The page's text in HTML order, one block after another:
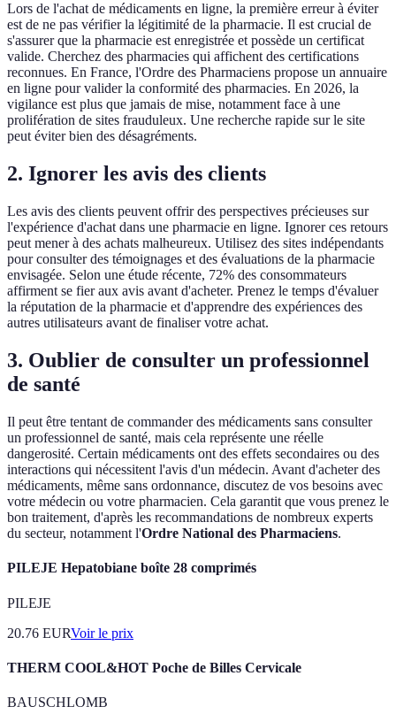
Lors de l'achat de médicaments en ligne, la première erreur à éviter
est de ne pas vérifier la légitimité de la pharmacie. Il est crucial de
s'assurer que la pharmacie est enregistrée et possède un certificat
valide. Cherchez des pharmacies qui affichent des certifications
reconnues. En France, l'Ordre des Pharmaciens propose un annuaire
en ligne pour valider la conformité des pharmacies. En 2026, la
vigilance est plus que jamais de mise, notamment face à une
prolifération de sites frauduleux. Une recherche rapide sur le site
peut éviter bien des désagréments.
2. Ignorer les avis des clients
Les avis des clients peuvent offrir des perspectives précieuses sur
l'expérience d'achat dans une pharmacie en ligne. Ignorer ces retours
peut mener à des achats malheureux. Utilisez des sites indépendants
pour consulter des témoignages et des évaluations de la pharmacie
envisagée. Selon une étude récente, 72% des consommateurs
affirment se fier aux avis avant d'acheter. Prenez le temps d'évaluer
la réputation de la pharmacie et d'apprendre des expériences des
autres utilisateurs avant de finaliser votre achat.
3. Oublier de consulter un professionnel
de santé
Il peut être tentant de commander des médicaments sans consulter
un professionnel de santé, mais cela représente une réelle
dangerosité. Certain médicaments ont des effets secondaires ou des
interactions qui nécessitent l'avis d'un médecin. Avant d'acheter des
médicaments, même sans ordonnance, discutez de vos besoins avec
votre médecin ou votre pharmacien. Cela garantit que vous prenez le
bon traitement, d'après les recommandations de nombreux experts
du secteur, notamment l'Ordre National des Pharmaciens.
PILEJE Hepatobiane boîte 28 comprimés
PILEJE
20.76 EURVoir le prix
THERM COOL&HOT Poche de Billes Cervicale
BAUSCHLOMB